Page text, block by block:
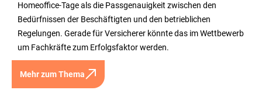
Homeoffice-Tage als die Passgenauigkeit zwischen den
Bedürfnissen der Beschäftigten und den betrieblichen
Regelungen. Gerade für Versicherer könnte das im Wettbewerb
um Fachkräfte zum Erfolgsfaktor werden.
Mehr zum Thema